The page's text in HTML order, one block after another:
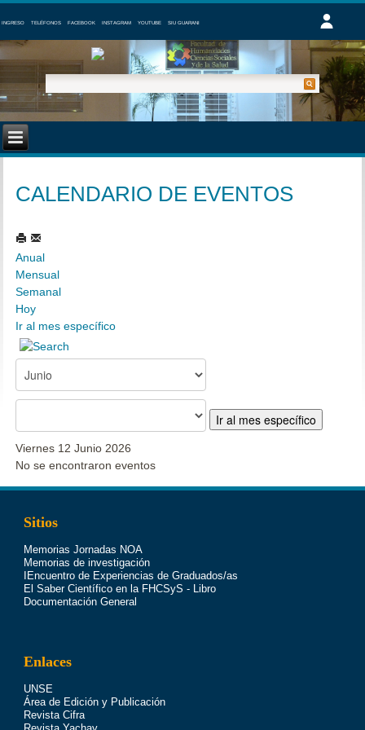
INGRESO TELÉFONOS FACEBOOK INSTAGRAM YOUTUBE SIU GUARANI
CALENDARIO DE EVENTOS
Anual
Mensual
Semanal
Hoy
Ir al mes específico
Ir al mes específico
Viernes 12 Junio 2026
No se encontraron eventos
Sitios
Memorias Jornadas NOA
Memorias de investigación
IEncuentro de Experiencias de Graduados/as
El Saber Científico en la FHCSyS - Libro
Documentación General
Enlaces
UNSE
Área de Edición y Publicación
Revista Cifra